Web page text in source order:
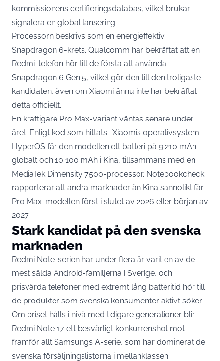
kommissionens certifieringsdatabas, vilket brukar
signalera en global lansering.
Processorn beskrivs som en energieffektiv
Snapdragon 6-krets. Qualcomm har bekräftat att en
Redmi-telefon hör till de första att använda
Snapdragon 6 Gen 5, vilket gör den till den troligaste
kandidaten, även om Xiaomi ännu inte har bekräftat
detta officiellt.
En kraftigare Pro Max-variant väntas senare under
året. Enligt kod som hittats i Xiaomis operativsystem
HyperOS får den modellen ett batteri på 9 210 mAh
globalt och 10 100 mAh i Kina, tillsammans med en
MediaTek Dimensity 7500-processor. Notebookcheck
rapporterar att andra marknader än Kina sannolikt får
Pro Max-modellen först i slutet av 2026 eller början av
2027.
Stark kandidat på den svenska
marknaden
Redmi Note-serien har under flera år varit en av de
mest sålda Android-familjerna i Sverige, och
prisvärda telefoner med extremt lång batteritid hör till
de produkter som svenska konsumenter aktivt söker.
Om priset hålls i nivå med tidigare generationer blir
Redmi Note 17 ett besvärligt konkurrenshot mot
framför allt Samsungs A-serie, som har dominerat de
svenska försäljningslistorna i mellanklassen.